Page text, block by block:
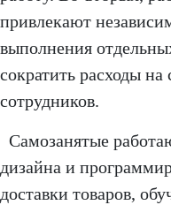
привлекают
выполнения
сократить расходы
сотрудников.
Самозанятые
дизайна и
доставки товаров,